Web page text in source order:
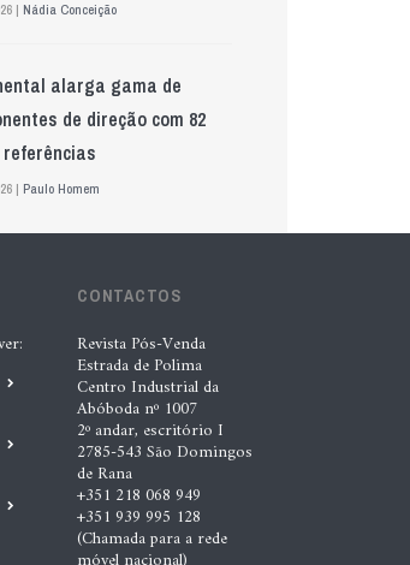
| Nádia Conceição
alarga gama de
de direção com 82
| Paulo Homem
de qualidade
| Nádia Conceição
Tyres assume representação
da Laufenn em Portugal
Paulo Homem
nova geração de
CONTACTOS
Revista Pós-Venda
Estrada de Polima
Centro Industrial da
Abóboda nº 1007
2º andar, escritório I
2785-543 São Domingos
de Rana
+351 218 068 949
+351 939 995 128
(Chamada para a rede